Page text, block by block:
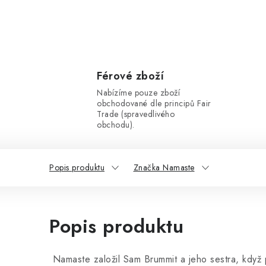
Férové zboží
Nabízíme pouze zboží
obchodované dle principů Fair
Trade (spravedlivého
obchodu).
Popis produktu Značka Namaste
Popis produktu
Namaste založil Sam Brummit a jeho sestra,